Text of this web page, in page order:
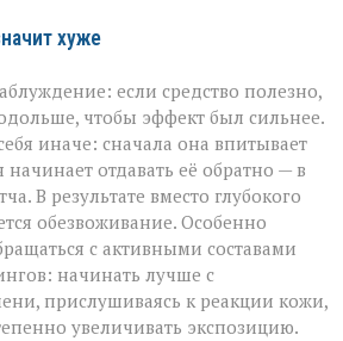
хуже
если средство полезно,
чтобы эффект был сильнее.
иначе: сначала она впитывает
начинает отдавать её обратно — в
В результате вместо глубокого
обезвоживание. Особенно
с активными составами
начинать лучше с
прислушиваясь к реакции кожи,
увеличивать экспозицию.